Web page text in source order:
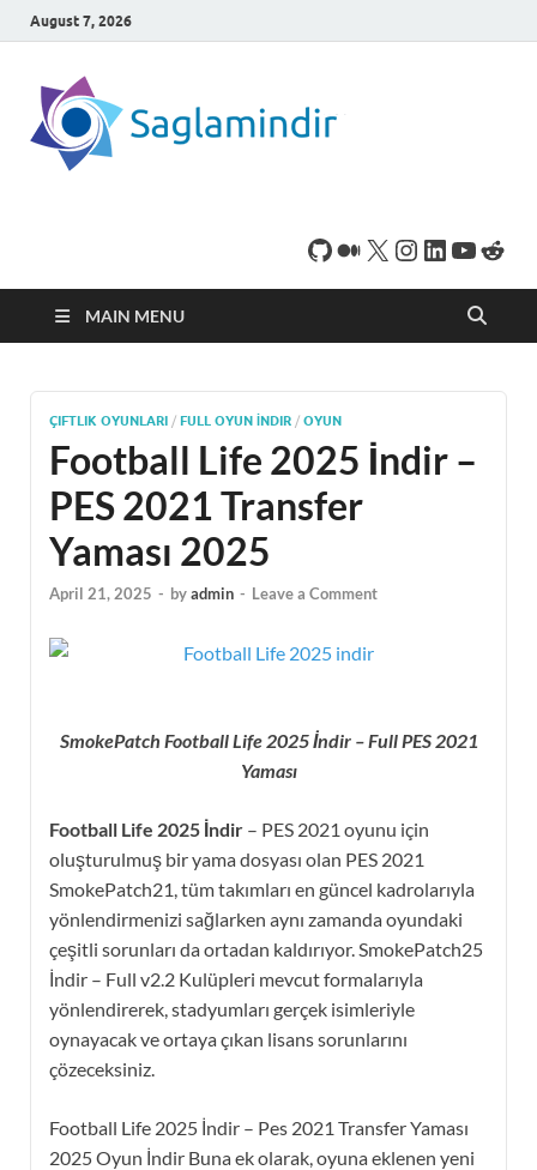
August 7, 2026
indirebileceğiniz sade
bir indirme sitesidir.
MAIN MENU
ÇIFTLIK OYUNLARI / FULL OYUN İNDIR / OYUN
Football Life 2025 İndir –
PES 2021 Transfer
Yaması 2025
April 21, 2025 - byadmin - Leave a Comment
SmokePatch Football Life 2025 İndir – Full PES 2021
Yaması
Football Life 2025 İndir – PES 2021 oyunu için
oluşturulmuş bir yama dosyası olan PES 2021
SmokePatch21, tüm takımları en güncel kadrolarıyla
yönlendirmenizi sağlarken aynı zamanda oyundaki
çeşitli sorunları da ortadan kaldırıyor. SmokePatch25
İndir – Full v2.2 Kulüpleri mevcut formalarıyla
yönlendirerek, stadyumları gerçek isimleriyle
oynayacak ve ortaya çıkan lisans sorunlarını
çözeceksiniz.
Football Life 2025 İndir – Pes 2021 Transfer Yaması
2025 Oyun İndir Buna ek olarak, oyuna eklenen yeni